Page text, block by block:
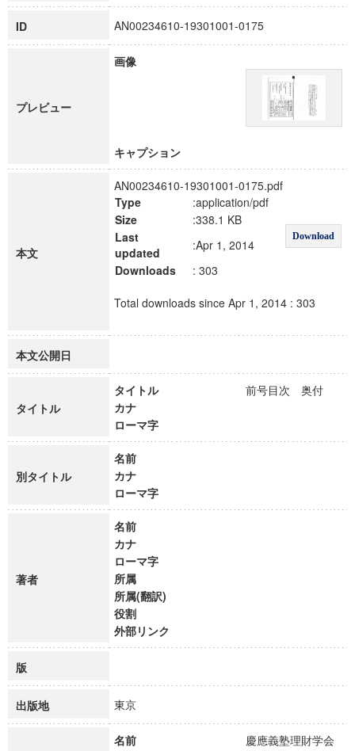
ID AN00234610-19301001-0175
プレビュー
画像
キャプション
本文
AN00234610-19301001-0175.pdf
Type
:application/pdf
Download
Size
:338.1 KB
Last
updated
:Apr 1, 2014
Downloads
: 303
Total downloads since Apr 1, 2014 : 303
本文公開日
タイトル
タイトル
前号目次 奥付
カナ
ローマ字
別タイトル
名前
カナ
ローマ字
著者
名前
カナ
ローマ字
所属
所属(翻訳)
役割
外部リンク
版
出版地 東京
名前 慶應義塾理財学会